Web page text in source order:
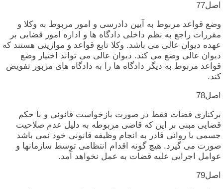
اصل‏77
وضع قواعد مربوط به‏ آیین‏ دادرسی‏ و امور مربوط به‏ وکلا و
مقررات‏ راجع به‏ نظم‏ داخلی‏ دادگاه‏ ها و اداره‏ امور قضایی‏ بر
عهده‏ دیوان‏ عالی‏ می‏ باشد. وکلا تابع قواعد و موازینی‏ هستند که‏
دیوان‏ عالی‏ وضع می‏ کند. دیوان‏ عالی‏ می‏ تواند اختیار وضع
قواعد مربوط به‏ دیگر دادگاه‏ ها را به‏ دادگاه‏ های‏ مزبور تفویض‏
کند.
اصل‏78
برکناری‏ قضات‏ فقط در صورت‏ بازخواست‏ قانونی‏ و با حکم‏
قضایی‏ مبنی‏ بر این‏ که‏ قاضی‏ مربوطه‏ به‏ دلیل‏ عدم‏ صلاحیت‏
جسمی‏ یا روانی‏ قادر به‏ انجام‏ وظیفه‏ قانونی‏ خود نمی‏ باشد
صورت‏ می‏ گیرد. هیچ‏ گونه‏ اقدام‏ انتظامی‏ توسط سازمانها و
عوامل‏ اجرایی‏ علیه‏ قضات‏ به‏ عمل‏ نخواهد آمد.
اصل‏79